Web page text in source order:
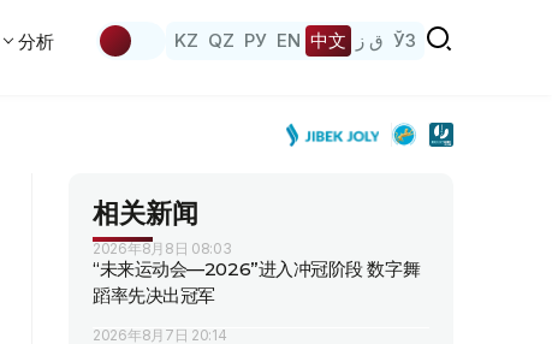
分析 KZ QZ РУ EN 中文 ق ز ЎЗ
相关新闻
2026年8月8日 08:03
“未来运动会—2026”进入冲冠阶段 数字舞
蹈率先决出冠军
2026年8月7日 20:14